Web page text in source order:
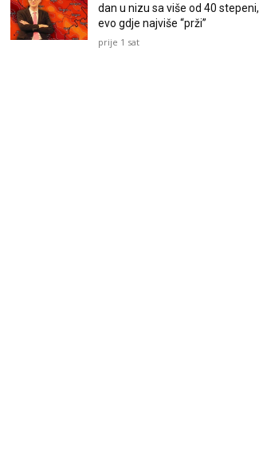
dan u nizu sa više od 40 stepeni,
evo gdje najviše “prži”
prije 1 sat